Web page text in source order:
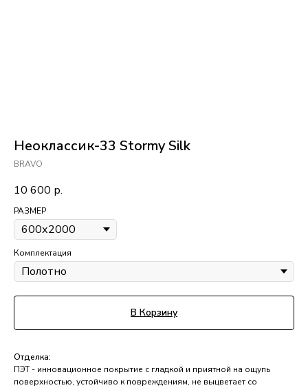
Неоклассик-33 Stormy Silk
BRAVO
10 600 р.
РАЗМЕР
Комплектация
В Корзину
Отделка:
ПЭТ - инновационное покрытие c гладкой и приятной на ощупь
поверхностью, устойчиво к повреждениям, не выцветает со